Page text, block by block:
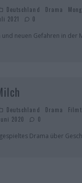
Deutschland Drama
2021
0
neuen Gefahren in der
Deutschland Drama
2020
0
Drama über